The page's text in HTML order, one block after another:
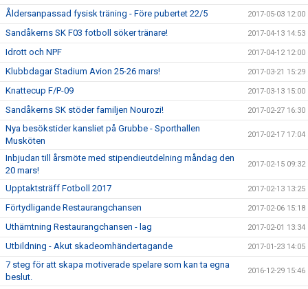
Åldersanpassad fysisk träning - Före pubertet 22/5 2017-05-03 12:00
Sandåkerns SK F03 fotboll söker tränare! 2017-04-13 14:53
Idrott och NPF 2017-04-12 12:00
Klubbdagar Stadium Avion 25-26 mars! 2017-03-21 15:29
Knattecup F/P-09 2017-03-13 15:00
Sandåkerns SK stöder familjen Nourozi! 2017-02-27 16:30
Nya besökstider kansliet på Grubbe - Sporthallen
Musköten
2017-02-17 17:04
Inbjudan till årsmöte med stipendieutdelning måndag den
20 mars!
2017-02-15 09:32
Upptaktsträff Fotboll 2017 2017-02-13 13:25
Förtydligande Restaurangchansen 2017-02-06 15:18
Uthämtning Restaurangchansen - lag 2017-02-01 13:34
Utbildning - Akut skadeomhändertagande 2017-01-23 14:05
7 steg för att skapa motiverade spelare som kan ta egna
beslut.
2016-12-29 15:46